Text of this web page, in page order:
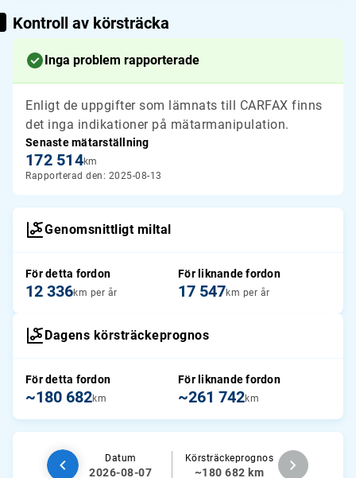
Kontroll av körsträcka
Inga problem rapporterade
Enligt de uppgifter som lämnats till CARFAX finns
det inga indikationer på mätarmanipulation.
Senaste mätarställning
172 514km
Rapporterad den: 2025-08-13
Genomsnittligt miltal
För detta fordon
12 336km per år
För liknande fordon
17 547km per år
Dagens körsträckeprognos
För detta fordon
~180 682km
För liknande fordon
~261 742km
Datum
2026-08-07
Körsträckeprognos
~180 682 km